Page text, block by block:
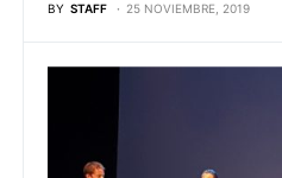
BY STAFF 25 NOVIEMBRE, 2019